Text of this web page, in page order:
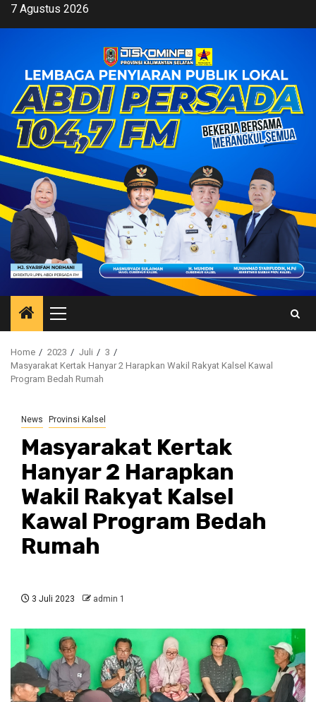
Skip7 Agustus 2026
Primary
Menu
Home 2023 Juli
3
Masyarakat Kertak Hanyar 2 Harapkan Wakil Rakyat Kalsel Kawal
Program Bedah Rumah
News Provinsi Kalsel
Masyarakat Kertak
Hanyar 2 Harapkan
Wakil Rakyat Kalsel
Kawal Program Bedah
Rumah
3 Juli 2023 admin 1